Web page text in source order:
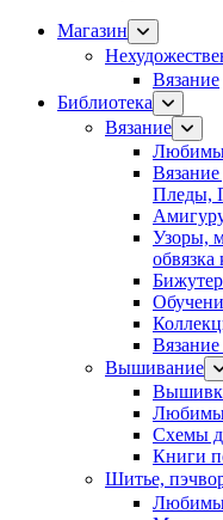
Магазин
Вязание
Библиотека
Вязание
Пледы,
Узоры,
обвязка
Вышивание
Схемы
Книги
Шитье,